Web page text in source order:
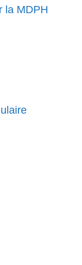
la MDPH